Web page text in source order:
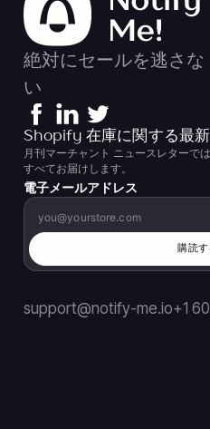
絶対にセールを逃さな
い
Shopify 在庫に関する最
月刊マーチャント ニュースレターで
すべてお届けします。
電子メールアドレス
購読す
support@notify-me.io+1